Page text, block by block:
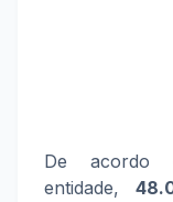
De acordo
entidade,